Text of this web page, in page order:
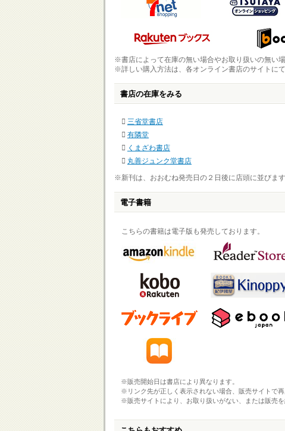
※書店によって在庫の無い場合やお取り扱いの無い
※詳しい購入方法は、各オンライン書店のサイトにて
書店の在庫をみる
三省堂書店
有隣堂
くまざわ書店
丸善ジュンク堂書店
※新刊は、おおむね発売日の２日後に店頭に並びます
電子書籍
こちらの書籍は電子版も発売しております。
※販売開始日は書店により異なります。
※リンク先が正しく表示されない場合、販売サイトで再
※販売サイトにより、お取り扱いがない、または販売を